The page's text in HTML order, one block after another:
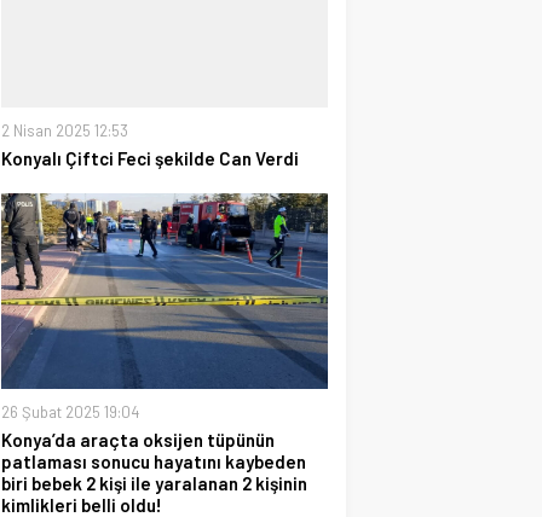
2 Nisan 2025 12:53
Konyalı Çiftci Feci şekilde Can Verdi
26 Şubat 2025 19:04
Konya’da araçta oksijen tüpünün
patlaması sonucu hayatını kaybeden
biri bebek 2 kişi ile yaralanan 2 kişinin
kimlikleri belli oldu!